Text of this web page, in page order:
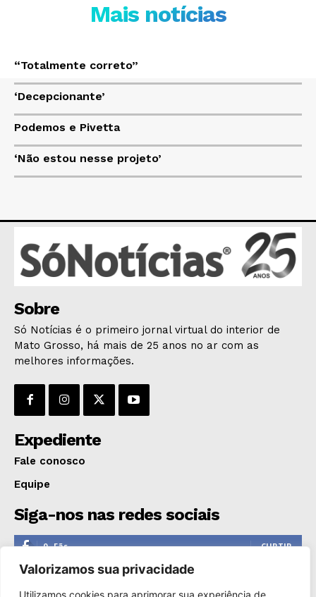
HOME
POLÍTICA
POLÍCIA
ESPORTES
ECONOMIA
OPINIÃO
AGRONOTÍCIAS
ÚLTIMAS NOTÍCIAS
Valorizamos sua privacidade
Utilizamos cookies para aprimorar sua experiência de
Mais notícias
“Totalmente correto”
‘Decepcionante’
Podemos e Pivetta
‘Não estou nesse projeto’
Sobre
Só Notícias é o primeiro jornal virtual do interior de
Mato Grosso, há mais de 25 anos no ar com as
melhores informações.
Expediente
Fale conosco
Equipe
Siga-nos nas redes sociais
0 Fãs CURTIR
0 Seguidores